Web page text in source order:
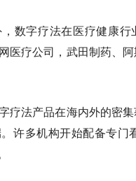
数字疗法在医疗健康行
医疗公司，武田制药、
疗法产品在海内外的密
许多机构开始配备专